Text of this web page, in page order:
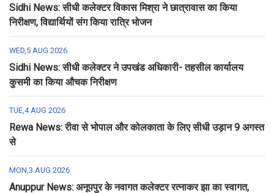
Sidhi News: सीधी कलेक्टर विकास मिश्रा ने छात्रावास का किया
निरीक्षण, विद्यार्थियों संग किया रात्रि भोजन
WED,5 AUG 2026
Sidhi News: सीधी कलेक्टर ने उपखंड अधिकारी- तहसील कार्यालय
कुसमी का किया औचक निरीक्षण
TUE,4 AUG 2026
Rewa News: रीवा से भोपाल और कोलकाता के लिए सीधी उड़ान 9 अगस्त
से
MON,3 AUG 2026
Anuppur News: अनूपपुर के नवागत कलेक्टर रत्नाकर झा का स्वागत,